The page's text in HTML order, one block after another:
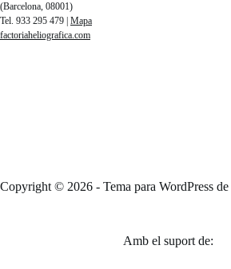
(Barcelona, 08001)
Tel. 933 295 479 | Mapa
factoriaheliografica.com
Copyright © 2026 - Tema para WordPress de
Amb el suport de: